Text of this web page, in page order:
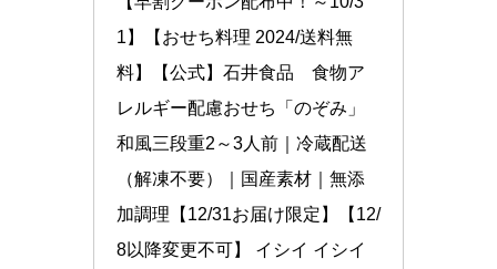
1】【おせち料理 2024/送料無
料】【公式】石井食品　食物ア
レルギー配慮おせち「のぞみ」
和風三段重2～3人前｜冷蔵配送
（解凍不要）｜国産素材｜無添
加調理【12/31お届け限定】【12/
8以降変更不可】 イシイ イシイ